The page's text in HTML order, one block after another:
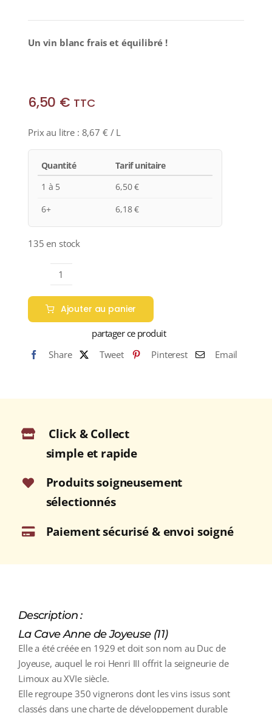
Un vin blanc frais et équilibré !
6,50 € TTC
Prix au litre : 8,67 € / L
Quantité
Tarif unitaire
1 à 5
6,50€
6+
6,18€
135 en stock
quantité
de
Anne
de
"CAMAS
PAYS
Blanc
2024
Bouteille
75cl
Ajouter au panier
partager ce produit
Share
Tweet Pinterest Email
Click & Collect
simple et rapide
Produits soigneusement
sélectionnés
Paiement sécurisé & envoi soigné
Description :
La Cave Anne de Joyeuse (11)
Elle a été créée en 1929 et doit son nom au Duc de
Joyeuse, auquel le roi Henri III offrit la seigneurie de
Limoux au XVIe siècle.
Elle regroupe 350 vignerons dont les vins issus sont
classés dans une charte de développement durable